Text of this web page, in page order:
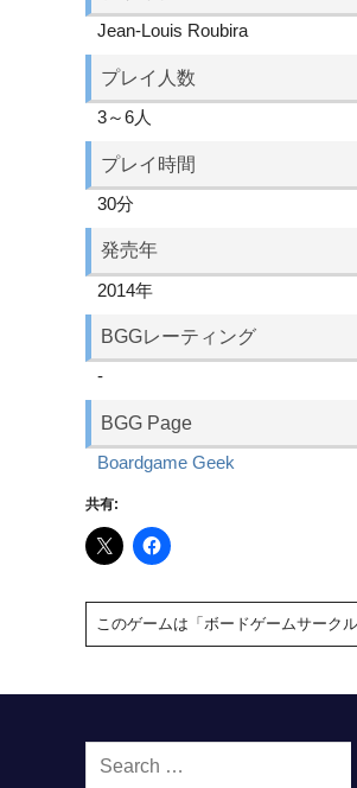
Jean-Louis Roubira
プレイ人数
3～6人
プレイ時間
30分
発売年
2014年
BGGレーティング
-
BGG Page
Boardgame Geek
共有:
このゲームは「ボードゲームサーク
Search